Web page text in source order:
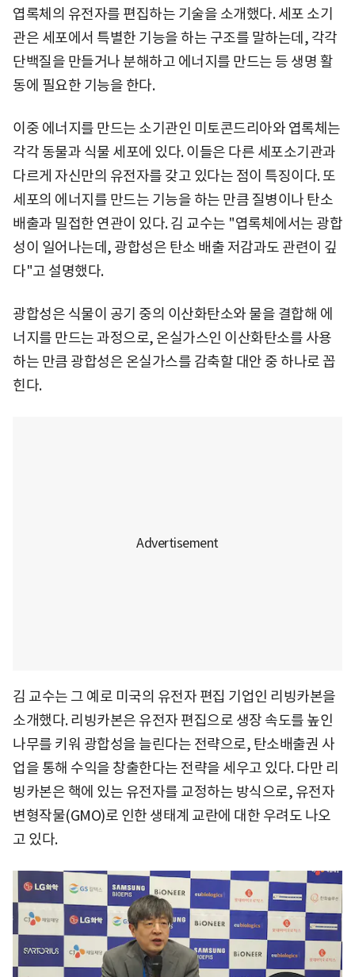
엽록체의 유전자를 편집하는 기술을 소개했다. 세포 소기
관은 세포에서 특별한 기능을 하는 구조를 말하는데, 각각
단백질을 만들거나 분해하고 에너지를 만드는 등 생명 활
동에 필요한 기능을 한다.
이중 에너지를 만드는 소기관인 미토콘드리아와 엽록체는
각각 동물과 식물 세포에 있다. 이들은 다른 세포소기관과
다르게 자신만의 유전자를 갖고 있다는 점이 특징이다. 또
세포의 에너지를 만드는 기능을 하는 만큼 질병이나 탄소
배출과 밀접한 연관이 있다. 김 교수는 "엽록체에서는 광합
성이 일어나는데, 광합성은 탄소 배출 저감과도 관련이 깊
다"고 설명했다.
광합성은 식물이 공기 중의 이산화탄소와 물을 결합해 에
너지를 만드는 과정으로, 온실가스인 이산화탄소를 사용
하는 만큼 광합성은 온실가스를 감축할 대안 중 하나로 꼽
힌다.
김 교수는 그 예로 미국의 유전자 편집 기업인 리빙카본을
소개했다. 리빙카본은 유전자 편집으로 생장 속도를 높인
나무를 키워 광합성을 늘린다는 전략으로, 탄소배출권 사
업을 통해 수익을 창출한다는 전략을 세우고 있다. 다만 리
빙카본은 핵에 있는 유전자를 교정하는 방식으로, 유전자
변형작물(GMO)로 인한 생태계 교란에 대한 우려도 나오
고 있다.